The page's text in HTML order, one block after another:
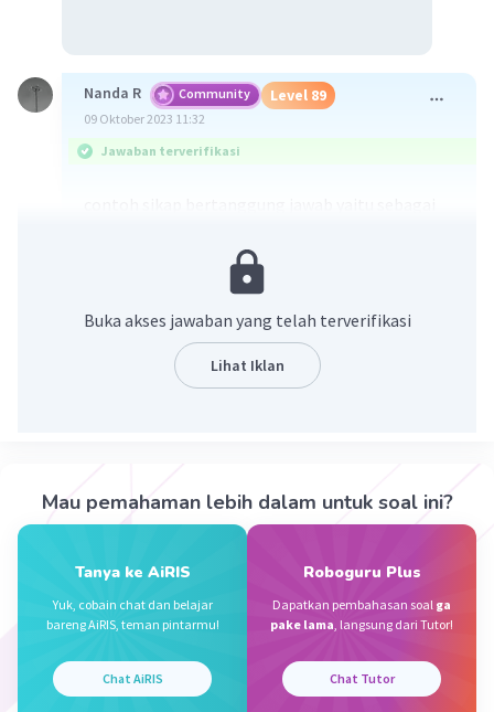
Nanda R Community Level 89
09 Oktober 2023 11:32
Jawaban terverifikasi
Menjalankan dan menyelesaikan tugas
Berani menanggung risiko terhadap
perbuatan atau ucapan.
Menjaga kehormatan diri sendiri dan orang
Mundzidah Z Level 2
31 Oktober 2023 15:12
Jawaban terverifikasi
Contoh sikap tanggung jawab sebagai berikut :
Buka akses jawaban yang telah terverifikasi
Lihat Iklan
Mau pemahaman lebih dalam untuk soal ini?
Tanya ke AiRIS
Yuk, cobain chat dan belajar
bareng AiRIS, teman pintarmu!
Chat AiRIS
Roboguru Plus
Dapatkan pembahasan soal ga
pake lama, langsung dari Tutor!
Chat Tutor